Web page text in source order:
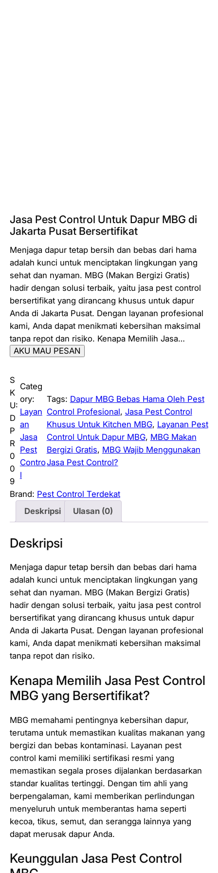
Jasa Pest Control Untuk Dapur MBG di
Jakarta Pusat Bersertifikat
Menjaga dapur tetap bersih dan bebas dari hama
adalah kunci untuk menciptakan lingkungan yang
sehat dan nyaman. MBG (Makan Bergizi Gratis)
hadir dengan solusi terbaik, yaitu jasa pest control
bersertifikat yang dirancang khusus untuk dapur
Anda di Jakarta Pusat. Dengan layanan profesional
kami, Anda dapat menikmati kebersihan maksimal
tanpa repot dan risiko. Kenapa Memilih Jasa…
AKU MAU PESAN
S
K
U:
D
P
R
0
0
9
Categ
ory:
Layan
an
Jasa
Pest
Contro
l
Tags: Dapur MBG Bebas Hama Oleh Pest
Control Profesional, Jasa Pest Control
Khusus Untuk Kitchen MBG, Layanan Pest
Control Untuk Dapur MBG, MBG Makan
Bergizi Gratis, MBG Wajib Menggunakan
Jasa Pest Control?
Brand: Pest Control Terdekat
Deskripsi
Ulasan (0)
Deskripsi
Menjaga dapur tetap bersih dan bebas dari hama
adalah kunci untuk menciptakan lingkungan yang
sehat dan nyaman. MBG (Makan Bergizi Gratis)
hadir dengan solusi terbaik, yaitu jasa pest control
bersertifikat yang dirancang khusus untuk dapur
Anda di Jakarta Pusat. Dengan layanan profesional
kami, Anda dapat menikmati kebersihan maksimal
tanpa repot dan risiko.
Kenapa Memilih Jasa Pest Control
MBG yang Bersertifikat?
MBG memahami pentingnya kebersihan dapur,
terutama untuk memastikan kualitas makanan yang
bergizi dan bebas kontaminasi. Layanan pest
control kami memiliki sertifikasi resmi yang
memastikan segala proses dijalankan berdasarkan
standar kualitas tertinggi. Dengan tim ahli yang
berpengalaman, kami memberikan perlindungan
menyeluruh untuk memberantas hama seperti
kecoa, tikus, semut, dan serangga lainnya yang
dapat merusak dapur Anda.
Keunggulan Jasa Pest Control